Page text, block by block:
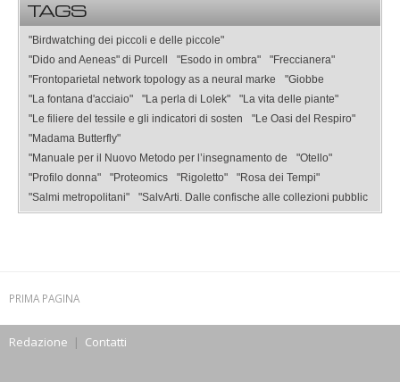
TAGS
"Birdwatching dei piccoli e delle piccole"
"Dido and Aeneas" di Purcell
"Esodo in ombra"
"Freccianera"
"Frontoparietal network topology as a neural marke
"Giobbe
"La fontana d'acciaio"
"La perla di Lolek"
"La vita delle piante"
"Le filiere del tessile e gli indicatori di sosten
"Le Oasi del Respiro"
"Madama Butterfly"
"Manuale per il Nuovo Metodo per l’insegnamento de
"Otello"
"Profilo donna"
"Proteomics "Rigoletto"
"Rosa dei Tempi"
"Salmi metropolitani"
"SalvArti. Dalle confische alle collezioni pubblic
PRIMA PAGINA
Redazione | Contatti